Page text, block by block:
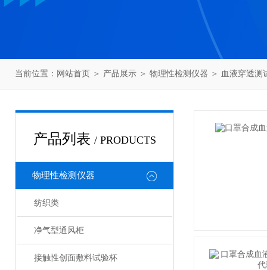
当前位置： 网站首页 ＞ 产品展示 ＞ 物理性检测仪器 ＞ 血液穿透测
产品列表 / PRODUCTS
物理性检测仪器
纺织类
净气型通风柜
接触性创面敷料试验杯